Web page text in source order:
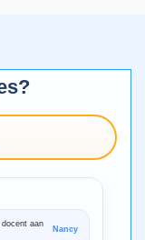
aan
Nancy